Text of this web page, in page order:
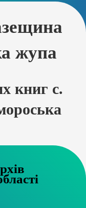
жупа
книг с.